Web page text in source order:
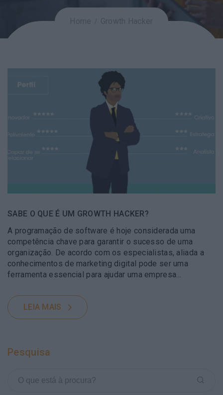
SABE O QUE É UM GROWTH HACKER?
A programação de software é hoje considerada uma
competência chave para garantir o sucesso de uma
organização. De acordo com os especialistas, aliada a
conhecimentos de marketing digital pode ser uma
ferramenta essencial para ajudar uma empresa…
LEIA MAIS
Pesquisa